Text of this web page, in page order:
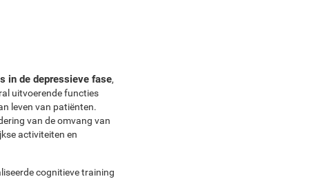
in de depressieve fase,
uitvoerende functies
leven van patiënten.
van de omvang van
activiteiten en
cognitieve training